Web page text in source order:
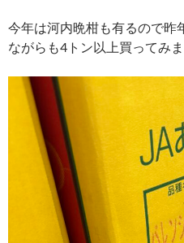
今年は河内晩柑も有るので昨
ながらも4トン以上買ってみ